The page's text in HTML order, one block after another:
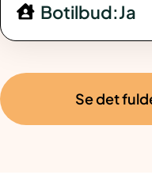
Botilbud:Ja
Se det